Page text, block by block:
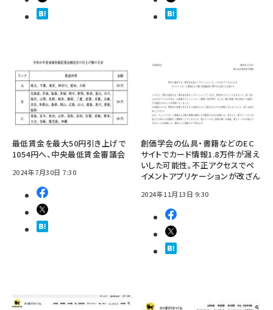
最低賃金を最大50円引き上げで
1054円へ、中央最低賃金審議会
2024年7月30日 7:30
創価学会の仏具・書籍などのEC
サイトでカード情報1.8万件が漏え
いした可能性。不正アクセスでペ
イメントアプリケーションが改ざん
2024年11月13日 9:30